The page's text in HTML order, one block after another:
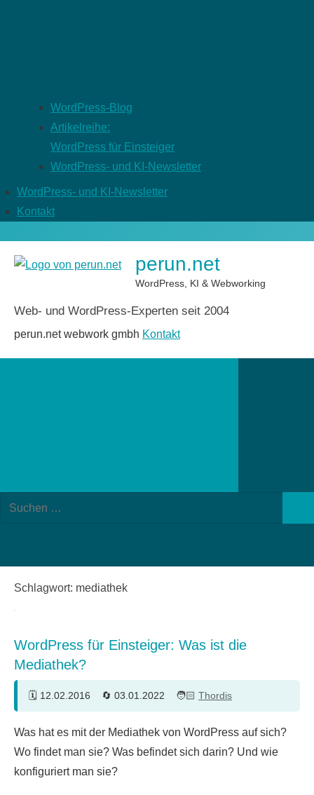
WordPress-Blog
Artikelreihe:
WordPress für Einsteiger
WordPress- und KI-Newsletter
WordPress- und KI-Newsletter
Kontakt
perun.net
WordPress, KI & Webworking
Web- und WordPress-Experten seit 2004
perun.net webwork gmbh Kontakt
Suchen
Schlagwort: mediathek
WordPress für Einsteiger: Was ist die
Mediathek?
12.02.2016 03.01.2022 Thordis
Kommentare
Was hat es mit der Mediathek von WordPress auf sich?
Wo findet man sie? Was befindet sich darin? Und wie
konfiguriert man sie?